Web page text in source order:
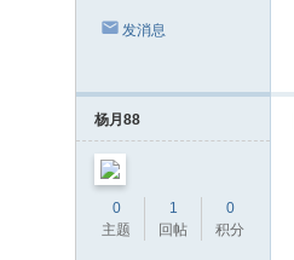
发消息
杨月88
0
主题
1
回帖
0
积分